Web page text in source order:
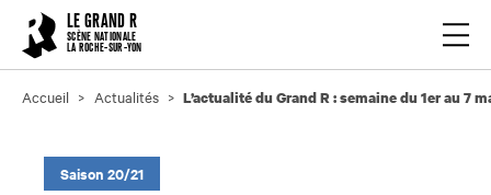
LE GRAND R
SCÈNE NATIONALE
LA ROCHE-SUR-YON
Accueil Actualités L’actualité du Grand R : semaine du 1er au 7
Saison 20/21
Cookies management panel